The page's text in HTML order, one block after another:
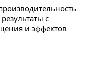
с
и эффектов